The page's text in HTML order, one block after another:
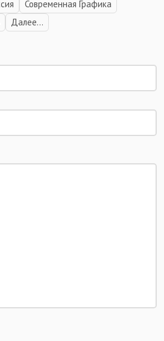
Современная Графика
Далее...